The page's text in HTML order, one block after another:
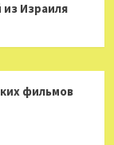
из Израиля
фильмов